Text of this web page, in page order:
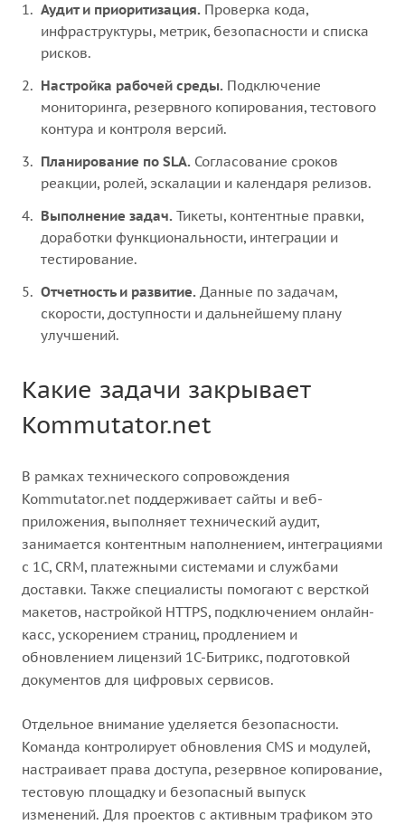
Аудит и приоритизация. Проверка кода,
инфраструктуры, метрик, безопасности и списка
рисков.
Настройка рабочей среды. Подключение
мониторинга, резервного копирования, тестового
контура и контроля версий.
Планирование по SLA. Согласование сроков
реакции, ролей, эскалации и календаря релизов.
Выполнение задач. Тикеты, контентные правки,
доработки функциональности, интеграции и
тестирование.
Отчетность и развитие. Данные по задачам,
скорости, доступности и дальнейшему плану
улучшений.
Какие задачи закрывает
Kommutator.net
В рамках технического сопровождения
Kommutator.net поддерживает сайты и веб-
приложения, выполняет технический аудит,
занимается контентным наполнением, интеграциями
с 1С, CRM, платежными системами и службами
доставки. Также специалисты помогают с версткой
макетов, настройкой HTTPS, подключением онлайн-
касс, ускорением страниц, продлением и
обновлением лицензий 1С-Битрикс, подготовкой
документов для цифровых сервисов.
Отдельное внимание уделяется безопасности.
Команда контролирует обновления CMS и модулей,
настраивает права доступа, резервное копирование,
тестовую площадку и безопасный выпуск
изменений. Для проектов с активным трафиком это